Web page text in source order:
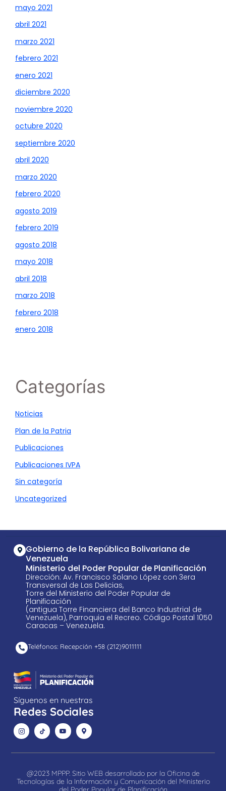
mayo 2021
abril 2021
marzo 2021
febrero 2021
enero 2021
diciembre 2020
noviembre 2020
octubre 2020
septiembre 2020
abril 2020
marzo 2020
febrero 2020
agosto 2019
febrero 2019
agosto 2018
mayo 2018
abril 2018
marzo 2018
febrero 2018
enero 2018
Categorías
Noticias
Plan de la Patria
Publicaciones
Publicaciones IVPA
Sin categoría
Uncategorized
Gobierno de la República Bolivariana de
Venezuela
Ministerio del Poder Popular de Planificación
Dirección: Av. Francisco Solano López con 3era
Transversal de Las Delicias,
Torre del Ministerio del Poder Popular de
Planificación
(antigua Torre Financiera del Banco Industrial de
Venezuela), Parroquia el Recreo. Código Postal 1050
Caracas – Venezuela.
Teléfonos: Recepción +58 ​(212)9011111
Síguenos en nuestras
Redes Sociales
@2023 MPPP. Sitio WEB desarrollado por la Oficina de
Tecnologías de la Información y Comunicación del Ministerio